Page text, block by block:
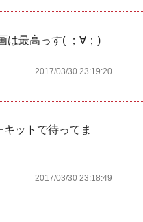
は最高っす( ；∀；)
2017/03/30 23:19:20
ットで待ってま
2017/03/30 23:18:49